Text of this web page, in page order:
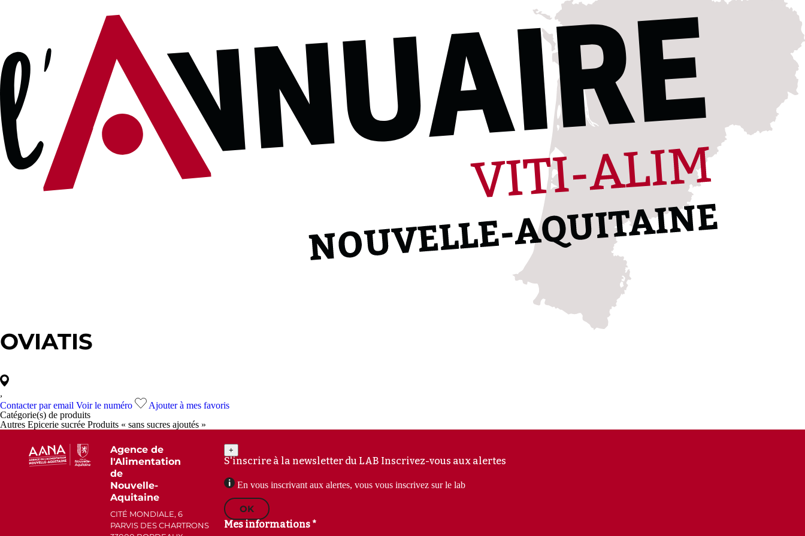
OVIATIS
Contacter par email Voir le numéro
Ajouter à mes favoris
Catégorie(s) de produits
Autres Epicerie sucrée Produits « sans sucres ajoutés »
Agence de
l'Alimentation
de
Nouvelle-
Aquitaine
CITÉ MONDIALE, 6
PARVIS DES CHARTRONS
+
S'inscrire à la newsletter du LAB Inscrivez-vous aux alertes
En vous inscrivant aux alertes, vous vous inscrivez sur le lab
OK
Mes informations *